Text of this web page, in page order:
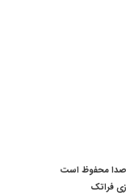
صدا محفوظ است
فراتک